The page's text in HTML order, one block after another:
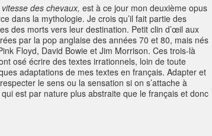
des chevaux, est à ce jour mon deuxième opus
dans la mythologie. Je crois qu’il fait partie des
des morts vers leur destination. Petit clin d’œil aux
par la pop anglaise des années 70 et 80, mais nés
Floyd, David Bowie et Jim Morrison. Ces trois-là
osé écrire des textes irrationnels, loin de toute
adaptations de mes textes en français. Adapter et
le sens ou la sensation si on s’attache à
est par nature plus abstraite que le français et donc